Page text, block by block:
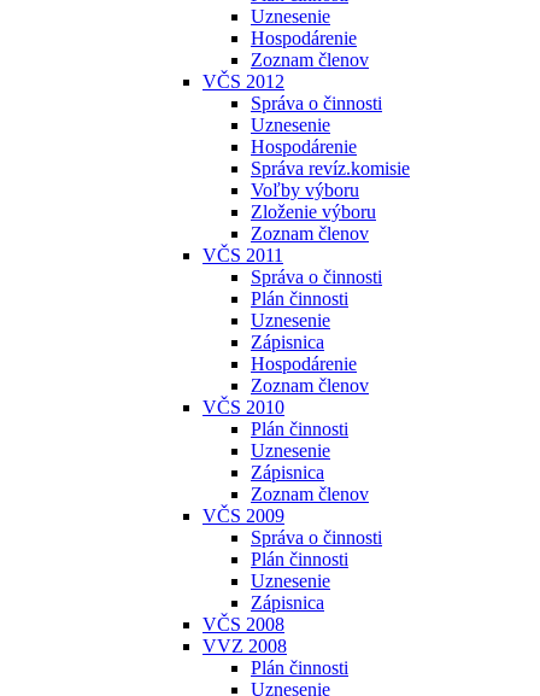
Uznesenie
Hospodárenie
Zoznam členov
VČS 2012
Správa o činnosti
Uznesenie
Hospodárenie
Správa revíz.komisie
Voľby výboru
Zloženie výboru
Zoznam členov
VČS 2011
Správa o činnosti
Plán činnosti
Uznesenie
Zápisnica
Hospodárenie
Zoznam členov
VČS 2010
Plán činnosti
Uznesenie
Zápisnica
Zoznam členov
VČS 2009
Správa o činnosti
Plán činnosti
Uznesenie
Zápisnica
VČS 2008
VVZ 2008
Plán činnosti
Uznesenie